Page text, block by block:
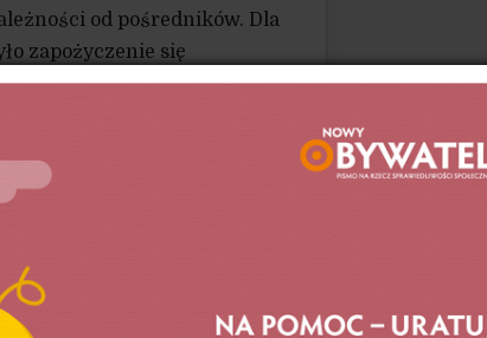
od pośredników. Dla
zapożyczenie się
cieszyło się popularnością,
za godnych zaufania,
nie udzielały
dla ubogich
transakcji są za wysokie,